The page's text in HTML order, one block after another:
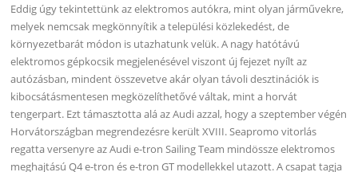
Eddig úgy tekintettünk az elektromos autókra, mint olyan járművekre,
melyek nemcsak megkönnyítik a települési közlekedést, de
környezetbarát módon is utazhatunk velük.A nagy hatótávú
elektromos gépkocsik megjelenésével viszont új fejezet nyílt az
autózásban, mindent összevetve akár olyan távoli desztinációk is
kibocsátásmentesen megközelíthetővé váltak, mint a horvát
tengerpart. Ezt támasztotta alá az Audi azzal, hogy a szeptember végén
Horvátországban megrendezésre került XVIII. Seapromo vitorlás
regatta versenyre az Audi e-tron Sailing Team mindössze elektromos
meghajtású Q4 e-tron és e-tron GT modellekkel utazott. A csapat tagja